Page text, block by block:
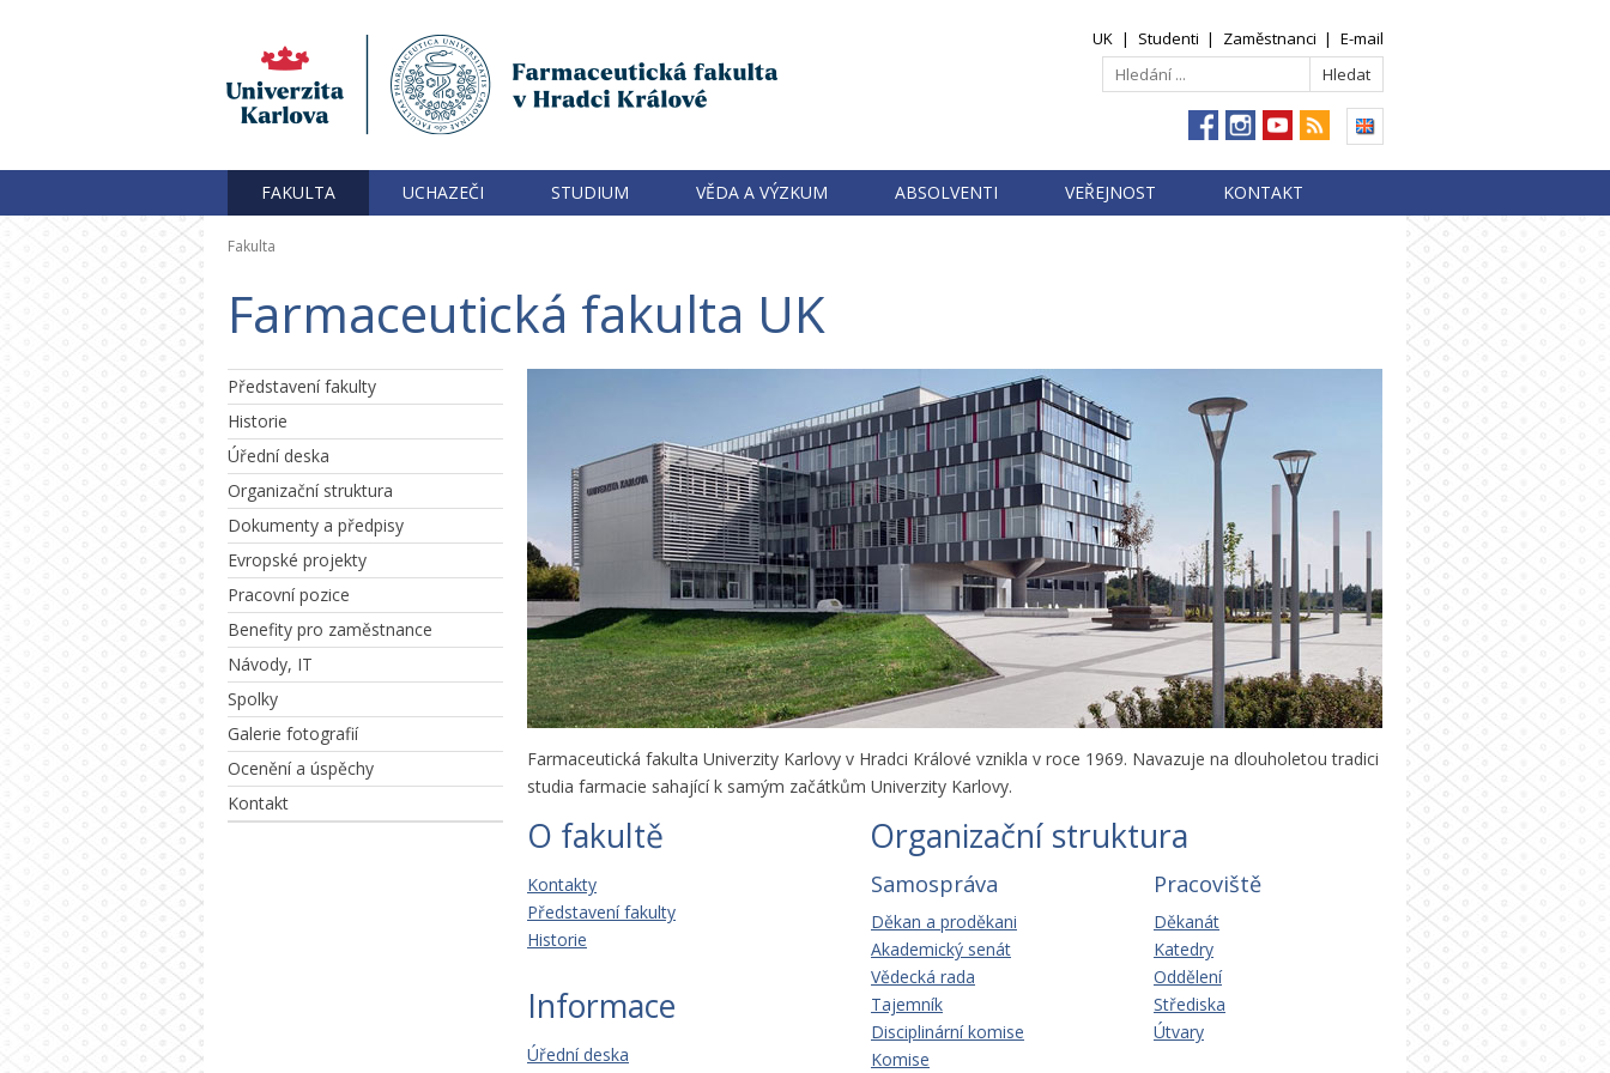
UK | Studenti | Zaměstnanci | E-mail
FAKULTA UCHAZEČI STUDIUM VĚDA A VÝZKUM ABSOLVENTI VEŘEJNOST KONTAKT
Fakulta
Farmaceutická fakulta UK
Představení fakulty
Historie
Úřední deska
Organizační struktura
Dokumenty a předpisy
Evropské projekty
Pracovní pozice
Benefity pro zaměstnance
Návody, IT
Spolky
Galerie fotografií
Ocenění a úspěchy
Kontakt
Farmaceutická fakulta Univerzity Karlovy v Hradci Králové vznikla v roce 1969. Navazuje na dlouholetou tradici
studia farmacie sahající k samým začátkům Univerzity Karlovy.
O fakultě
Kontakty
Představení fakulty
Historie
Informace
Úřední deska
Organizační struktura
Samospráva
Děkan a proděkani
Akademický senát
Vědecká rada
Tajemník
Disciplinární komise
Komise
Pracoviště
Děkanát
Katedry
Oddělení
Střediska
Útvary